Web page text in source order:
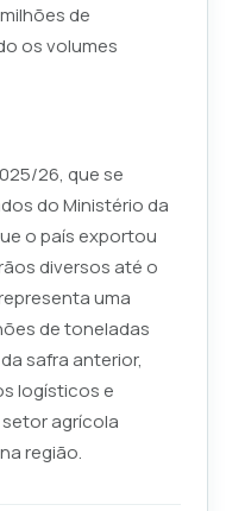
de
os volumes
26, que se
do Ministério da
o país exportou
diversos até o
uma
de toneladas
safra anterior,
logísticos e
agrícola
região.